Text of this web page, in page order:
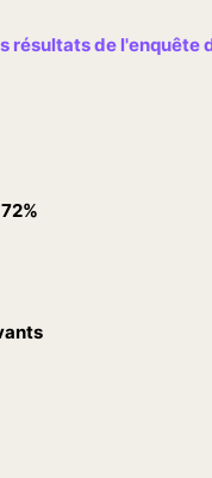
résultats de l'enquête